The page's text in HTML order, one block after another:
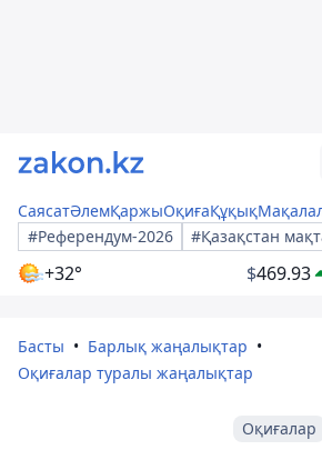
СаясатӘлемҚаржыОқиғаҚұқық
#Референдум-2026
#Қазақстан
+32° $469.93
Басты
Барлық жаңалықтар
Оқиғалар туралы жаңалықтар
Оқиғалар